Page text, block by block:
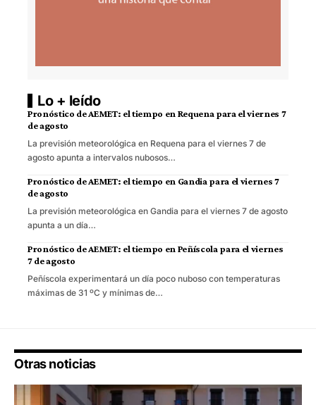
Lo + leído
Pronóstico de AEMET: el tiempo en Requena para el viernes 7
de agosto
La previsión meteorológica en Requena para el viernes 7 de
agosto apunta a intervalos nubosos…
Pronóstico de AEMET: el tiempo en Gandia para el viernes 7
de agosto
La previsión meteorológica en Gandia para el viernes 7 de agosto
apunta a un día…
Pronóstico de AEMET: el tiempo en Peñíscola para el viernes
7 de agosto
Peñíscola experimentará un día poco nuboso con temperaturas
máximas de 31 ºC y mínimas de…
Otras noticias